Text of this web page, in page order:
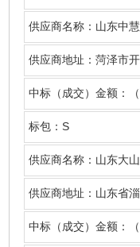
供应商名称：山东中
供应商地址：菏泽市
中标（成交）金额：
标包： S
供应商名称：山东大
供应商地址：山东省
中标（成交）金额：